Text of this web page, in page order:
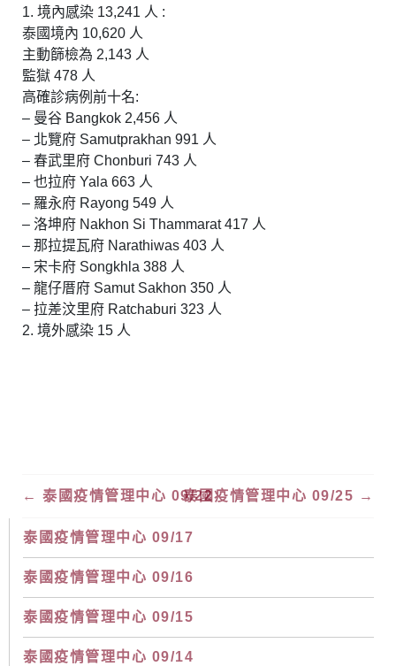
1. 境內感染 13,241 人 :
泰國境內 10,620 人
主動篩檢為 2,143 人
監獄 478 人
高確診病例前十名:
– 曼谷 Bangkok 2,456 人
– 北覽府 Samutprakhan 991 人
– 春武里府 Chonburi 743 人
– 也拉府 Yala 663 人
– 羅永府 Rayong 549 人
– 洛坤府 Nakhon Si Thammarat 417 人
– 那拉提瓦府 Narathiwas 403 人
– 宋卡府 Songkhla 388 人
– 龍仔厝府 Samut Sakhon 350 人
– 拉差汶里府 Ratchaburi 323 人
2. 境外感染 15 人
← 泰國疫情管理中心 09/22泰國疫情管理中心 09/25 →
泰國疫情管理中心 09/17
泰國疫情管理中心 09/16
泰國疫情管理中心 09/15
泰國疫情管理中心 09/14